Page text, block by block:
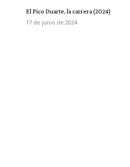
El Pico Duarte, la carrera (2024)
17 de junio de 2024